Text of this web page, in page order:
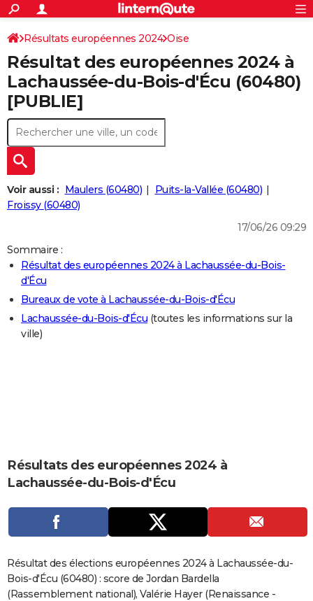
ACTUALITÉS
Politique
Société
Faits Divers
Education
Monde
Villes
+
SPORT
Coupe du monde 2026
Football
Tennis
Cyclisme
Rugby
Forum
CULTURE
Programme TV
TNT
Streaming
Cinéma
Sorties cinéma
Musique
+FINANCE
Retraite
Impôts
Epargne
Immobilier
Risques naturels par ville
Banque
Assurance
CréditAUTO
Essais
Réserver un essai
Citadines
Berlines
SUV
Forum auto
+HIGH-TECH
Mobiles
Meilleur smartphone
Internet
Ordinateurs
Jeux vidéo
Guide high-tech
+
BRICOLAGE
Forum
Aménagement intérieur
Extérieur
Cuisine
Salle de bains
Jardinage
Rangement
+
LIFESTYLE
Art de vivre
Bien-être
Loisirs
Mode
Modes de vie
SANTE
Alimentation
Guide de la santé
Maladies
Médicaments
Sommeil
VOYAGE
Destinations
City break
Voyage nature
Voyage de noces
Forum
Climat
PHOTO
Dictionnaire
Biographies
Citations
Expressions
Proverbes
PROGRAMME TV
Se connecter
Entreprises
Service militaire
Avis de recherche
AVIS DE DÉCÈS
FORUM
Bricolage
Lifestyle
Culture
Sport
Auto
Television
Voyage
Cinema
S'inscrire
Connexion
Résultats européennes 2024 Oise
Résultat des européennes 2024 à
Lachaussée-du-Bois-d'Écu (60480)
[PUBLIE]
Voir aussi : Maulers (60480)
Puits-la-Vallée (60480)
Froissy (60480)
17/06/26 09:29
Sommaire :
Résultat des européennes 2024 à Lachaussée-du-Bois-
d'Écu
Bureaux de vote à Lachaussée-du-Bois-d'Écu
Lachaussée-du-Bois-d'Écu (toutes les informations sur la
ville)
Résultats des européennes 2024 à
Lachaussée-du-Bois-d'Écu
Résultat des élections européennes 2024 à Lachaussée-du-
Bois-d'Écu (60480) : score de Jordan Bardella
(Rassemblement national), Valérie Hayer (Renaissance -